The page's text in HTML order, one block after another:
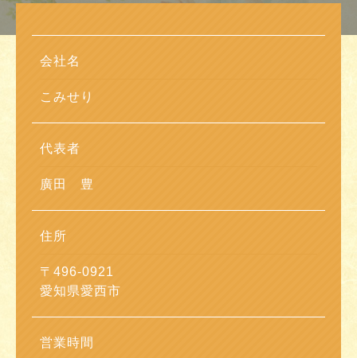
会社名
こみせり
代表者
廣田 豊
住所
〒496-0921
愛知県愛西市
営業時間